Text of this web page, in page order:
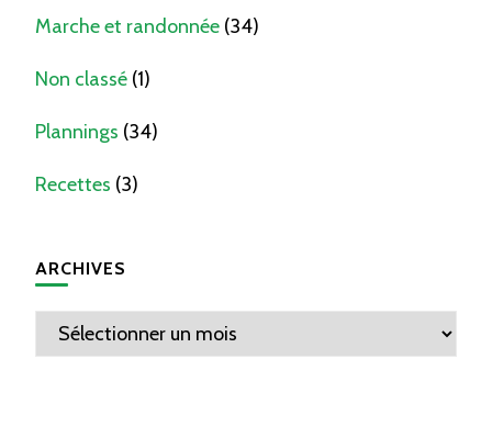
Marche et randonnée (34)
Non classé (1)
Plannings (34)
Recettes (3)
ARCHIVES
Archives